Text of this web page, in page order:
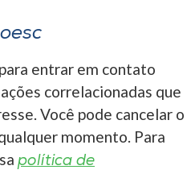
entrar em contato
correlacionadas que
Você pode cancelar o
momento. Para
política de